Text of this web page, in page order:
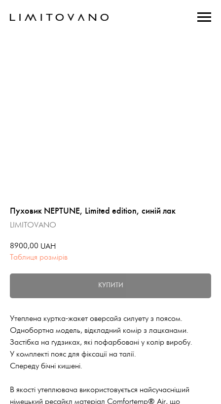
Пуховик NEPTUNE, Limited edition, синій лак
LIMITOVANO
8900,00 UAH
Таблиця розмірів
КУПИТИ
Утеплена куртка-жакет оверсайз силуету з поясом.
Однобортна модель, відкладний комір з лацканами.
Застібка на ґудзиках, які пофарбовані у колір виробу.
У комплекті пояс для фіксації на талії.
Спереду бічні кишені.
В якості утеплювача використовується найсучасніший
німецький ресайкл матеріал Comfortemp® Air, що